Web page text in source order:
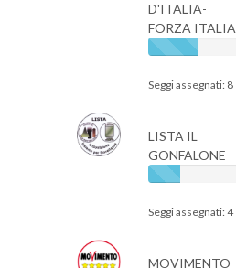
D'ITALIA-
FORZA ITALIA
Seggi assegnati: 8
LISTA IL
GONFALONE
Seggi assegnati: 4
MOVIMENTO